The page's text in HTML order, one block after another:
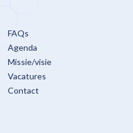
FAQs
Agenda
Missie/visie
Vacatures
Contact